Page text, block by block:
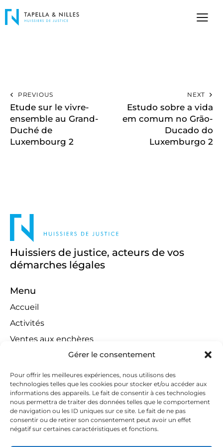
Gérer le consentement
Pour offrir les meilleures expériences, nous utilisons des
technologies telles que les cookies pour stocker et/ou accéder aux
informations des appareils. Le fait de consentir à ces technologies
nous permettra de traiter des données telles que le comportement
de navigation ou les ID uniques sur ce site. Le fait de ne pas
consentir ou de retirer son consentement peut avoir un effet
négatif sur certaines caractéristiques et fonctions.
PREVIOUS
Etude sur le vivre-
ensemble au Grand-
Duché de
Luxembourg 2
NEXT
Estudo sobre a vida
em comum no Grão-
Ducado do
Luxemburgo 2
Huissiers de justice, acteurs de vos
démarches légales
Menu
Accueil
Activités
Ventes aux enchères
Compétences territoriales
Jeux concours
Liens
Contact
Contactez-nous
huissiers@tapella-nilles.lu